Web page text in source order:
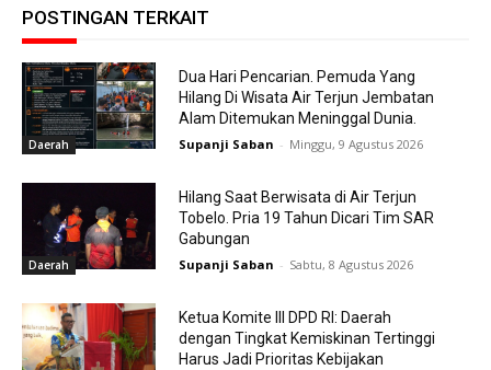
POSTINGAN TERKAIT
Daerah
Dua Hari Pencarian. Pemuda Yang
Hilang Di Wisata Air Terjun Jembatan
Alam Ditemukan Meninggal Dunia.
Supanji Saban - Minggu, 9 Agustus 2026
Daerah
Hilang Saat Berwisata di Air Terjun
Tobelo. Pria 19 Tahun Dicari Tim SAR
Gabungan
Supanji Saban - Sabtu, 8 Agustus 2026
Ketua Komite III DPD RI: Daerah
dengan Tingkat Kemiskinan Tertinggi
Harus Jadi Prioritas Kebijakan